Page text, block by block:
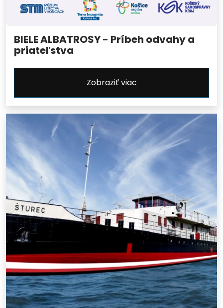
BIELE ALBATROSY - Príbeh odvahy a
priateľstva
Zobraziť viac